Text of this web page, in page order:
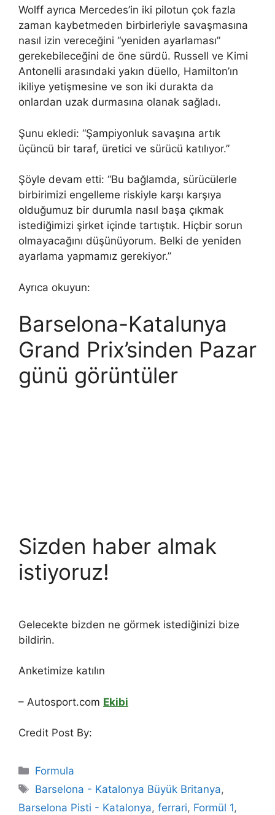
Wolff ayrıca Mercedes’in iki pilotun çok fazla
zaman kaybetmeden birbirleriyle savaşmasına
nasıl izin vereceğini “yeniden ayarlaması”
gerekebileceğini de öne sürdü. Russell ve Kimi
Antonelli arasındaki yakın düello, Hamilton’ın
ikiliye yetişmesine ve son iki durakta da
onlardan uzak durmasına olanak sağladı.
Şunu ekledi: “Şampiyonluk savaşına artık
üçüncü bir taraf, üretici ve sürücü katılıyor.”
Şöyle devam etti: “Bu bağlamda, sürücülerle
birbirimizi engelleme riskiyle karşı karşıya
olduğumuz bir durumla nasıl başa çıkmak
istediğimizi şirket içinde tartıştık. Hiçbir sorun
olmayacağını düşünüyorum. Belki de yeniden
ayarlama yapmamız gerekiyor.”
Ayrıca okuyun:
Barselona-Katalunya
Grand Prix’sinden Pazar
günü görüntüler
Sizden haber almak
istiyoruz!
Gelecekte bizden ne görmek istediğinizi bize
bildirin.
Anketimize katılın
– Autosport.com Ekibi
Credit Post By:
Categories
Formula
Tags
Barselona - Katalonya Büyük Britanya,
Barselona Pisti - Katalonya, ferrari, Formül 1,